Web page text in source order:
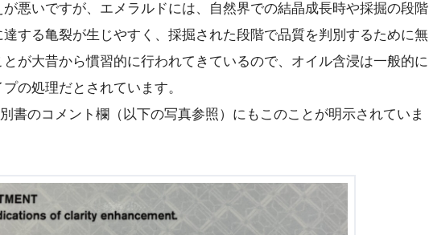
が悪いですが、エメラルドには、自然界での結晶成長時や採掘の段階
する亀裂が生じやすく、採掘された段階で品質を判別するために無
が大昔から慣習的に行われてきているので、オイル含浸は一般的に
の処理だとされています。
書のコメント欄（以下の写真参照）にもこのことが明示されていま